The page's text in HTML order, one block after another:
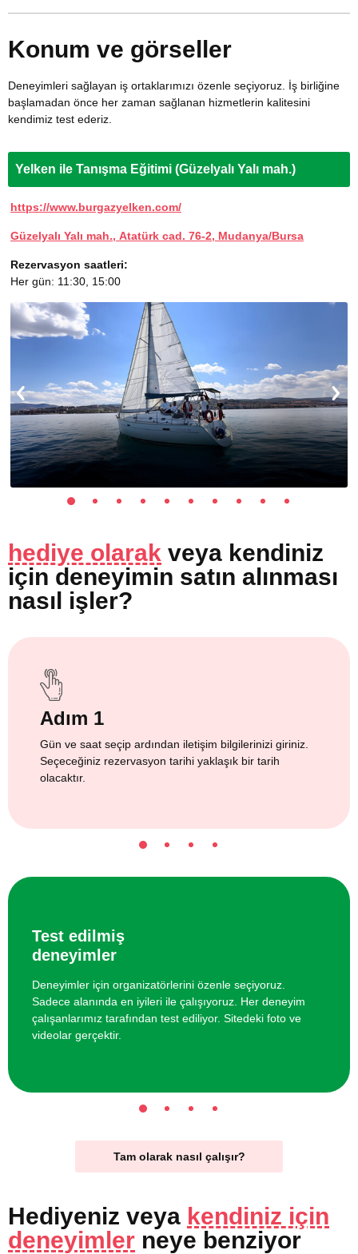
Konum ve görseller
Deneyimleri sağlayan iş ortaklarımızı özenle seçiyoruz. İş birliğine
başlamadan önce her zaman sağlanan hizmetlerin kalitesini
kendimiz test ederiz.
Yelken ile Tanışma Eğitimi (Güzelyalı Yalı mah.)
https://www.burgazyelken.com/
Güzelyalı Yalı mah., Atatürk cad. 76-2, Mudanya/Bursa
Rezervasyon saatleri:
Her gün: 11:30, 15:00
hediye olarak veya kendiniz
için deneyimin satın alınması
nasıl işler?
Adım 1
Gün ve saat seçip ardından iletişim bilgilerinizi giriniz.
Seçeceğiniz rezervasyon tarihi yaklaşık bir tarih
olacaktır.
Test edilmiş
deneyimler
Deneyimler için organizatörlerini özenle seçiyoruz.
Sadece alanında en iyileri ile çalışıyoruz. Her deneyim
çalışanlarımız tarafından test ediliyor. Sitedeki foto ve
videolar gerçektir.
Tam olarak nasıl çalışır?
Hediyeniz veya kendiniz için
deneyimler neye benziyor